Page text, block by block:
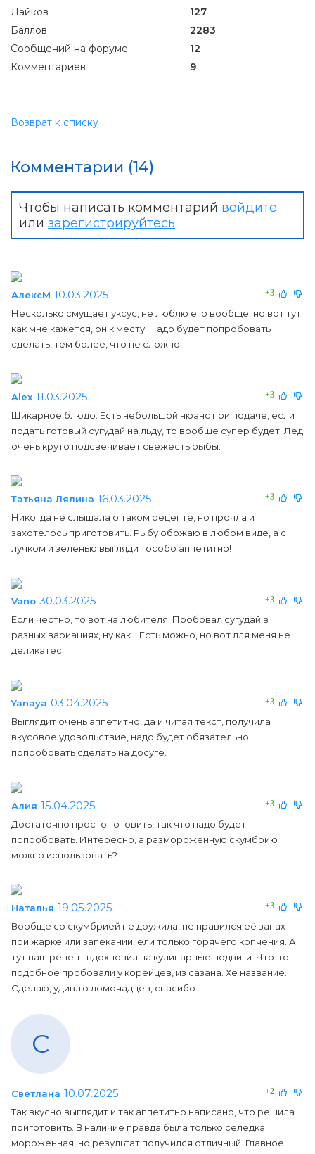
Лайков
127
Баллов
2283
Сообщений на форуме
12
Комментариев
9
Возврат к списку
Комментарии (14)
Чтобы написать комментарий войдите
или зарегистрируйтесь
+3
АлексМ 10.03.2025
Несколько смущает уксус, не люблю его вообще, но вот тут
как мне кажется, он к месту. Надо будет попробовать
сделать, тем более, что не сложно.
+3
Alex 11.03.2025
Шикарное блюдо. Есть небольшой нюанс при подаче, если
подать готовый сугудай на льду, то вообще супер будет. Лед
очень круто подсвечивает свежесть рыбы.
+3
Татьяна Лялина 16.03.2025
Никогда не слышала о таком рецепте, но прочла и
захотелось приготовить. Рыбу обожаю в любом виде, а с
лучком и зеленью выглядит особо аппетитно!
+3
Vano 30.03.2025
Если честно, то вот на любителя. Пробовал сугудай в
разных вариациях, ну как... Есть можно, но вот для меня не
деликатес.
+3
Yanaya 03.04.2025
Выглядит очень аппетитно, да и читая текст, получила
вкусовое удовольствие, надо будет обязательно
попробовать сделать на досуге.
+3
Алия 15.04.2025
Достаточно просто готовить, так что надо будет
попробовать. Интересно, а размороженную скумбрию
можно использовать?
+3
Наталья 19.05.2025
Вообще со скумбрией не дружила, не нравился её запах
при жарке или запекании, ели только горячего копчения. А
тут ваш рецепт вдохновил на кулинарные подвиги. Что-то
подобное пробовали у корейцев, из сазана. Хе название.
Сделаю, удивлю домочадцев, спасибо.
С
+2
Светлана 10.07.2025
Так вкусно выглядит и так аппетитно написано, что решила
приготовить. В наличие правда была только селедка
мороженная, но результат получился отличный. Главное